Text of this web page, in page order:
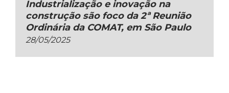
Industrialização e inovação na
construção são foco da 2ª Reunião
Ordinária da COMAT, em São Paulo
28/05/2025